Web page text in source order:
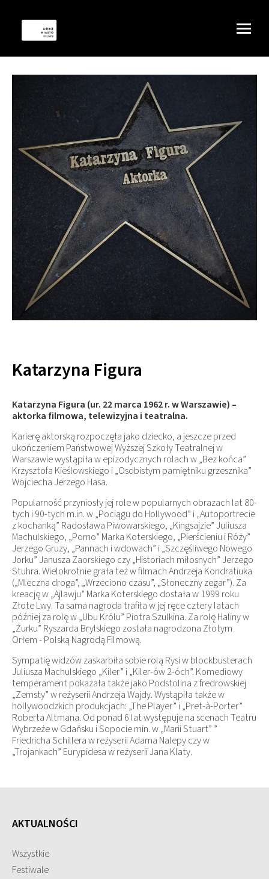
Katarzyna Figura
Katarzyna Figura (ur. 22 marca 1962 r. w Warszawie) –
aktorka filmowa, telewizyjna i teatralna.
Karierę aktorską rozpoczęła jako dziecko, a jeszcze przed
ukończeniem Państwowej Wyższej Szkoły Teatralnej w
Warszawie wystąpiła w epizodycznych rolach w „Bez końca”
Krzysztofa Kieślowskiego i „Osobistym pamiętniku grzesznika”
Wojciecha Jerzego Hasa.
Popularność przyniosły jej role w popularnych obrazach lat 80-
tych i 90-tych m.in. w „Pociągu do Hollywood” i „Autoportrecie
z kochanką” Radosława Piwowarskiego, „Kingsajzie” Juliusza
Machulskiego, „Porno” Marka Koterskiego, „Pierścieniu i Róży”
Jerzego Gruzy, „Pannach i wdowach” i „Szczęśliwego Nowego
Jorku” Janusza Zaorskiego czy „Historiach miłosnych” Jerzego
Stuhra. Wielokrotnie grała też w filmach Andrzeja Kondratiuka
(„Mleczna droga”, „Wrzeciono czasu”, „Słoneczny zegar”). Za
kreację w „Ajlawju” Marka Koterskiego dostała w 1999 roku
Złote Lwy. Ta sama nagroda trafiła w jej ręce cztery latach
później za rolę w „Ubu Królu” Piotra Szulkina. Za rolę Haliny w
„Żurku” Ryszarda Brylskiego została nagrodzona Złotym
Orłem - Polską Nagrodą Filmową.
Sympatię widzów zaskarbiła sobie rolą Rysi w blockbusterach
Juliusza Machulskiego „Kiler” i „Kiler-ów 2-óch”. Komediowy
temperament pokazała także jako Podstolina z fredrowskiej
„Zemsty” w reżyserii Andrzeja Wajdy. Wystąpiła także w
hollywoodzkich produkcjach: „The Player” i „Pret-à-Porter”
Roberta Altmana. Od ponad 6 lat występuje na scenach Teatru
Wybrzeże w Gdańsku i Sopocie min. w „Marii Stuart” ”
Friedricha Schillera w reżyserii Adama Nalepy czy w
„Trojankach” Eurypidesa w reżyserii Jana Klaty.
AKTUALNOŚCI
Wszystkie
Festiwale